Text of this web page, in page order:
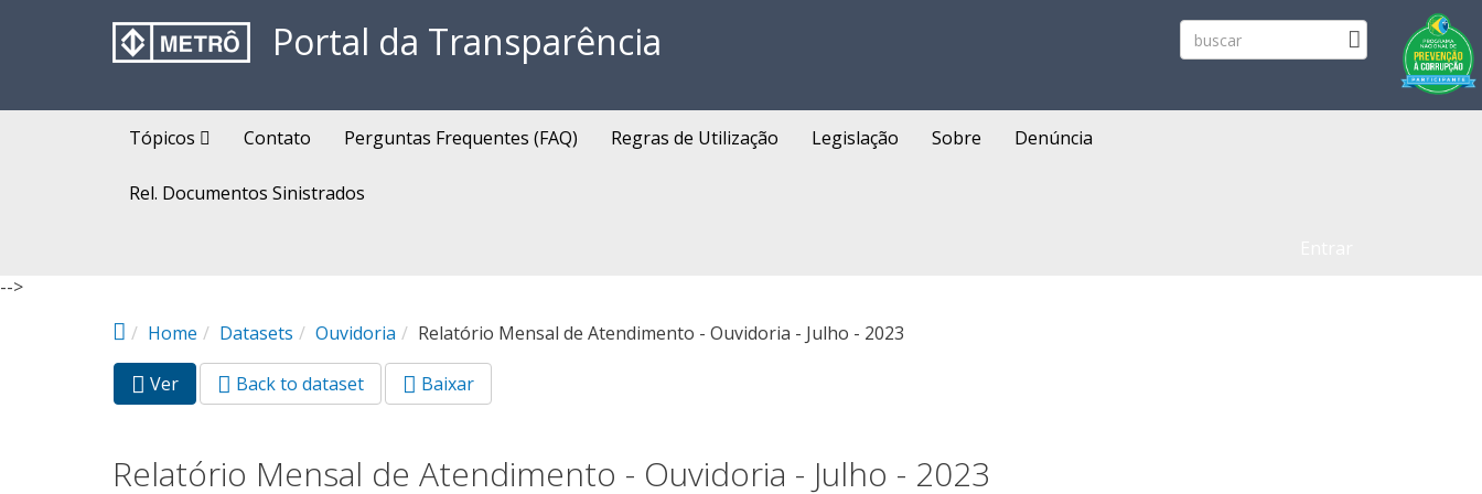
Portal da Transparência
Tópicos Contato Perguntas Frequentes (FAQ) Regras de Utilização Legislação Sobre Denúncia
Rel. Documentos Sinistrados
-->
Home
Datasets Ouvidoria Relatório Mensal de Atendimento - Ouvidoria - Julho - 2023
Abas primárias
Ver
ativa)
Back to dataset Baixar
Relatório Mensal de Atendimento - Ouvidoria - Julho - 2023